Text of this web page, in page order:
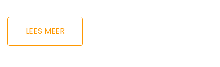
LEES MEER